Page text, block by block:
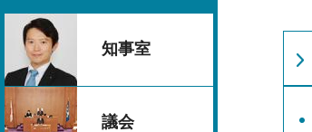
知事室
議会